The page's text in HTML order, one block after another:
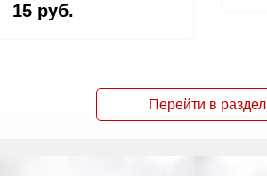
15 руб.
Перейти в раздел